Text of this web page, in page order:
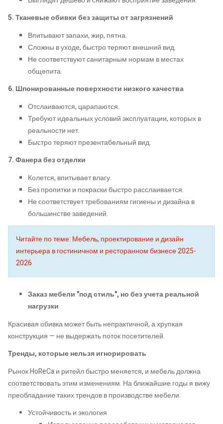
5. Тканевые обивки без защиты от загрязнений
Впитывают запахи, жир, пятна.
Сложны в уходе, быстро теряют внешний вид.
Не соответствуют санитарным нормам в местах
общепита.
6. Шпонированные поверхности низкого качества
Отслаиваются, царапаются.
Требуют идеальных условий эксплуатации, которых в
реальности нет.
Быстро теряют презентабельный вид.
7. Фанера без отделки
Колется, впитывает влагу.
Без пропитки и покраски быстро расслаивается.
Не соответствует требованиям гигиены и дизайна в
большинстве заведений.
Читайте по теме: Мебель, проектирование и дизайн
интерьера в гостиничном и ресторанном бизнесе 2025-
2026
Заказ мебели "под стиль", но без учета реальной
нагрузки
Красивая обивка может быть непрактичной, а хрупкая
конструкция — не выдержать поток посетителей.
Тренды, которые нельзя игнорировать
Рынок HoReCa и ритейл быстро меняется, и мебель должна
соответствовать этим изменениям. На ближайшие годы я вижу
преобладание таких трендов в производстве мебели:
Устойчивость и экология